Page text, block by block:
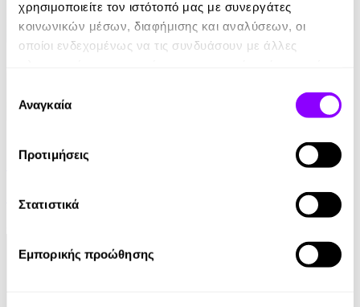
χρησιμοποιείτε τον ιστότοπό μας με συνεργάτες
κοινωνικών μέσων, διαφήμισης και αναλύσεων, οι
οποίοι ενδεχομένως να τις συνδυάσουν με άλλες
των υπηρεσιών τους.
συγκατάθεσης
Αναγκαία
Προτιμήσεις
Στατιστικά
Εμπορικής προώθησης
Γαλάζια Αγελάδα
Βασίλης Τσιαμπούσης